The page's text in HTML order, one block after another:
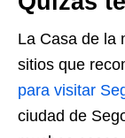
La Casa de la
sitios que
para visitar
ciudad de